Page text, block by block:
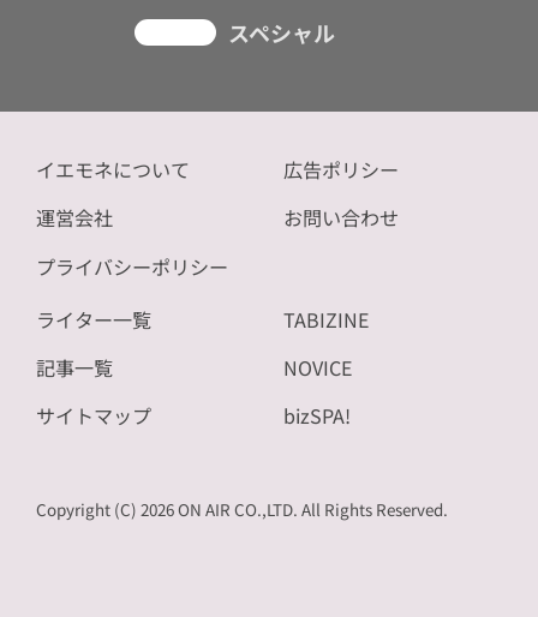
スペシャル
イエモネについて
運営会社
プライバシーポリシー
広告ポリシー
お問い合わせ
ライター一覧
記事一覧
サイトマップ
TABIZINE
NOVICE
bizSPA!
Copyright (C) 2026 ON AIR CO.,LTD. All Rights Reserved.